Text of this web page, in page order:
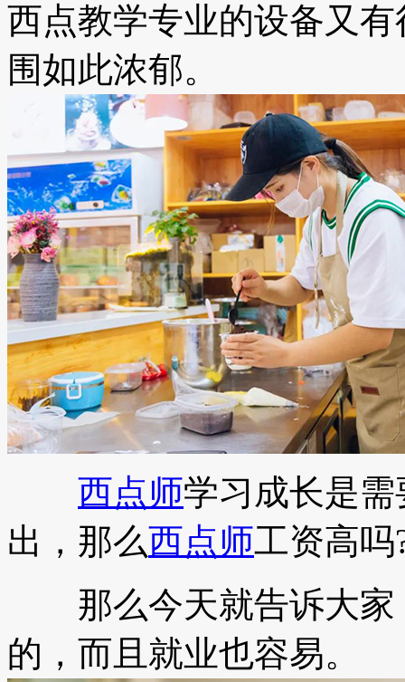
西点教学专业的设备又
围如此浓郁。
西点师学习成长是
出，那么西点师工资高吗
那么今天就告诉大家
的，而且就业也容易。